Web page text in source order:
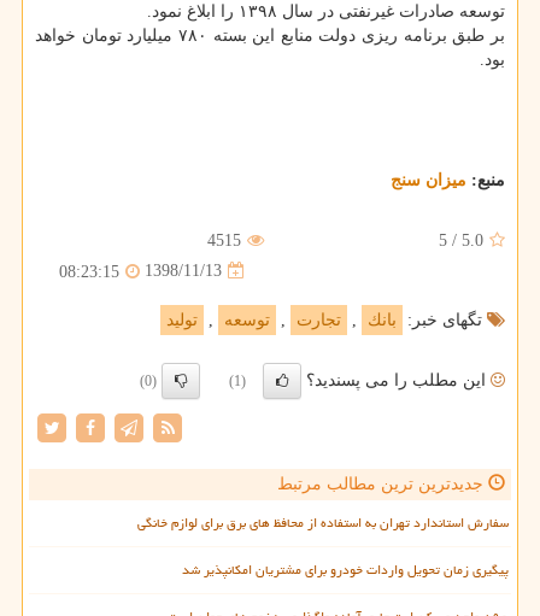
توسعه صادرات غیرنفتی در سال ۱۳۹۸ را ابلاغ نمود.
بر طبق برنامه ریزی دولت منابع این بسته ۷۸۰ میلیارد تومان خواهد
بود.
منبع: میزان سنج
5.0
/
5
4515
1398/11/13
08:23:15
تگهای خبر: بانك تجارت توسعه تولید
این مطلب را می پسندید؟ (1)
(0)
جدیدترین ترین مطالب مرتبط
سفارش استاندارد تهران به استفاده از محافظ های برق برای لوازم خانگی
پیگیری زمان تحویل واردات خودرو برای مشتریان امکانپذیر شد